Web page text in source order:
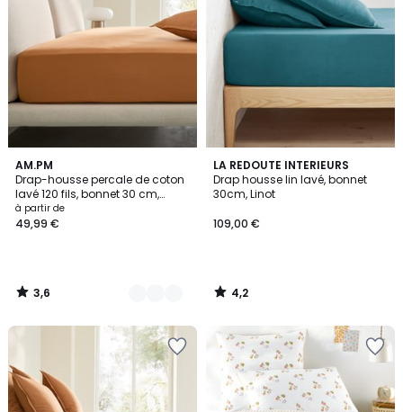
AM.PM
Drap-housse percale de coton
lavé 120 fils, bonnet 30 cm,
SABBAL
à partir de
49,99 €
3,6
/ 5
2
Couleurs
3,6
/
LA REDOUTE INTERIEURS
Drap housse lin lavé, bonnet
30cm, Linot
109,00 €
4,2
/ 5
4,2
/